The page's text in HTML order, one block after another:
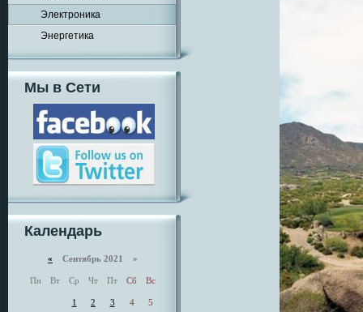
Электроника
Энергетика
Мы в Сети
Календарь
« Сентябрь 2021 »
Пн Вт Ср Чт Пт Сб Вс
1 2 3 4 5